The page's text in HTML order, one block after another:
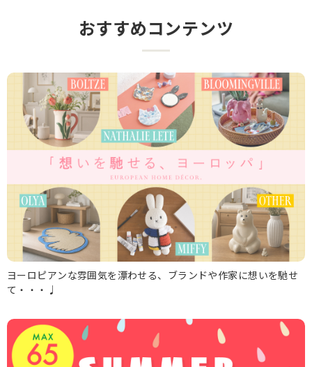
おすすめコンテンツ
ヨーロピアンな雰囲気を漂わせる、ブランドや作家に想いを馳せ
て・・・♩